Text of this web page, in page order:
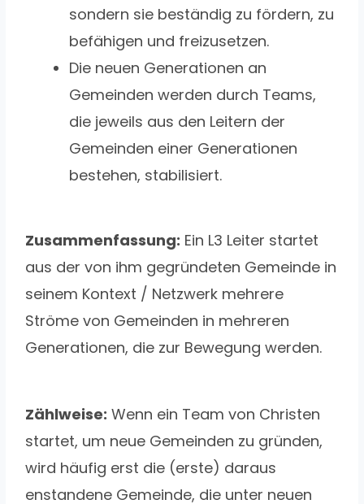
sondern sie beständig zu fördern, zu
befähigen und freizusetzen.
Die neuen Generationen an
Gemeinden werden durch Teams,
die jeweils aus den Leitern der
Gemeinden einer Generationen
bestehen, stabilisiert.
Zusammenfassung: Ein L3 Leiter startet
aus der von ihm gegründeten Gemeinde in
seinem Kontext / Netzwerk mehrere
Ströme von Gemeinden in mehreren
Generationen, die zur Bewegung werden.
Zählweise: Wenn ein Team von Christen
startet, um neue Gemeinden zu gründen,
wird häufig erst die (erste) daraus
enstandene Gemeinde, die unter neuen